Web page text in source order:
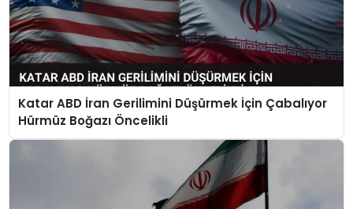
Katar ABD İran Gerilimini Düşürmek İçin Çabalıyor
Hürmüz Boğazı Öncelikli